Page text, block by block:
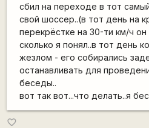
сбил на переходе в тот
свой шоссер..(в тот день на
перекрёстке на 30-ти км/ч
сколько я понял..в тот день
жезлом - его собирались
останавливать для
беседы..
вот так вот...что делать..я
favorite_border